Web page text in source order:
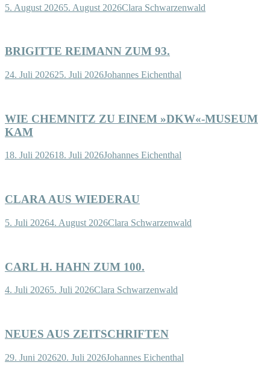
5. August 20265. August 2026Clara Schwarzenwald
BRIGITTE REIMANN ZUM 93.
24. Juli 202625. Juli 2026Johannes Eichenthal
WIE CHEMNITZ ZU EINEM »DKW«-MUSEUM
KAM
18. Juli 202618. Juli 2026Johannes Eichenthal
CLARA AUS WIEDERAU
5. Juli 20264. August 2026Clara Schwarzenwald
CARL H. HAHN ZUM 100.
4. Juli 20265. Juli 2026Clara Schwarzenwald
NEUES AUS ZEITSCHRIFTEN
29. Juni 202620. Juli 2026Johannes Eichenthal